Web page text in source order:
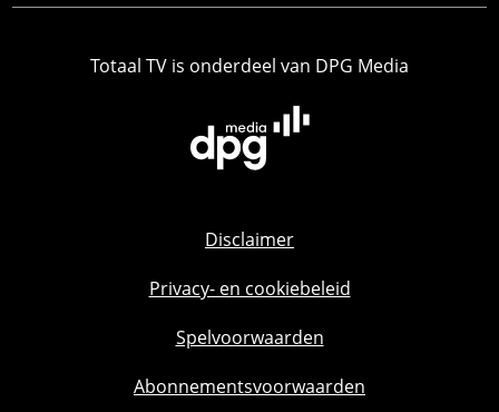
Totaal TV is onderdeel van DPG Media
Disclaimer
Privacy- en cookiebeleid
Spelvoorwaarden
Abonnementsvoorwaarden